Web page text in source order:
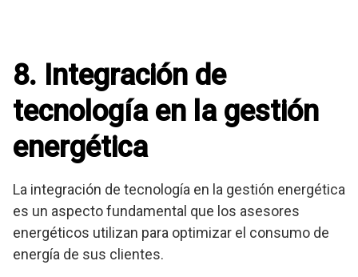
8. Integración de
tecnología en la gestión
energética
La integración de tecnología en la gestión energética
es un aspecto fundamental que los asesores
energéticos utilizan para optimizar el consumo de
energía de sus clientes.